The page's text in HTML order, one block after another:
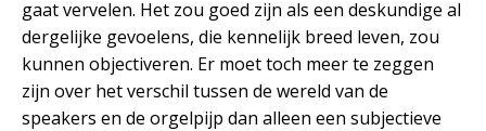
gaat vervelen. Het zou goed zijn als een deskundige al
dergelijke gevoelens, die kennelijk breed leven, zou
kunnen objectiveren. Er moet toch meer te zeggen
zijn over het verschil tussen de wereld van de
speakers en de orgelpijp dan alleen een subjectieve